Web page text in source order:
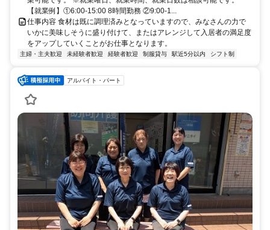
【就業例】①6:00-15:00 8時間勤務 ②9:00-1...
仕事内容 食材は既に調理済みとなっていますので、みなさんの力で
いかに美味しそうに盛り付けて、またはアレンジして入居者の満足度
をアップしていくことがお仕事となります。
主婦・主夫歓迎 未経験者歓迎 経験者歓迎 制服貸与 駅近5分以内 シフト制
アルバイト・パート